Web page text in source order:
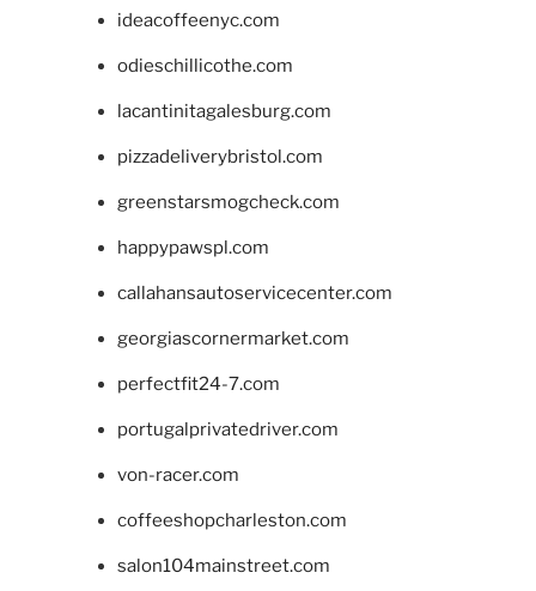
ideacoffeenyc.com
odieschillicothe.com
lacantinitagalesburg.com
pizzadeliverybristol.com
greenstarsmogcheck.com
happypawspl.com
callahansautoservicecenter.com
georgiascornermarket.com
perfectfit24-7.com
portugalprivatedriver.com
von-racer.com
coffeeshopcharleston.com
salon104mainstreet.com